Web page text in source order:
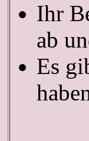
Ihr
ab
Es